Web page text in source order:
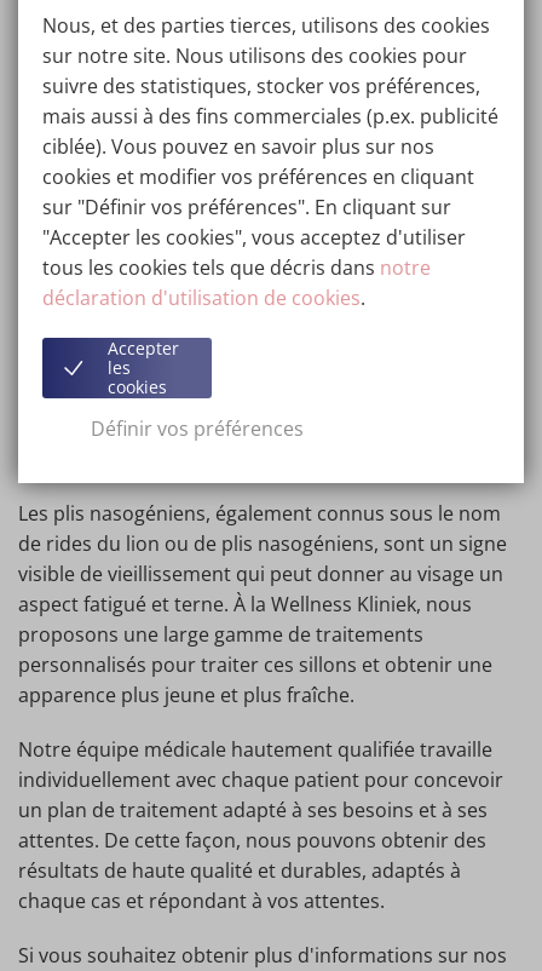
varient d'une personne à l'autre, comme l'âge, le type
de peau et la gravité des rides.
C'est pourquoi il est essentiel de s'adresser à des
spécialistes en la matière, comme les médecins de
Wellness Kliniek, qui vous apporteront une attention
personnalisée et une analyse détaillée de vos besoins
esthétiques. Grâce à une consultation individuelle,
vous pourrez discuter de vos objectifs et de vos
préoccupations, et recevoir les informations
nécessaires pour déterminer le traitement le plus
approprié pour vous.
Éliminer efficacement les plis
Les plis nasogéniens, également connus sous le nom
de rides du lion ou de plis nasogéniens, sont un signe
visible de vieillissement qui peut donner au visage un
aspect fatigué et terne. À la Wellness Kliniek, nous
proposons une large gamme de traitements
personnalisés pour traiter ces sillons et obtenir une
apparence plus jeune et plus fraîche.
Notre équipe médicale hautement qualifiée travaille
individuellement avec chaque patient pour concevoir
un plan de traitement adapté à ses besoins et à ses
attentes. De cette façon, nous pouvons obtenir des
résultats de haute qualité et durables, adaptés à
chaque cas et répondant à vos attentes.
Si vous souhaitez obtenir plus d'informations sur nos
Nous, et des parties tierces, utilisons des cookies
sur notre site. Nous utilisons des cookies pour
suivre des statistiques, stocker vos préférences,
mais aussi à des fins commerciales (p.ex. publicité
ciblée). Vous pouvez en savoir plus sur nos
cookies et modifier vos préférences en cliquant
sur "Définir vos préférences". En cliquant sur
"Accepter les cookies", vous acceptez d'utiliser
tous les cookies tels que décris dans notre
déclaration d'utilisation de cookies.
Accepter
les
cookies
Définir vos préférences